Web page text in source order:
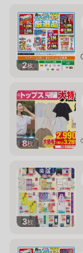
2枚
8枚
3枚